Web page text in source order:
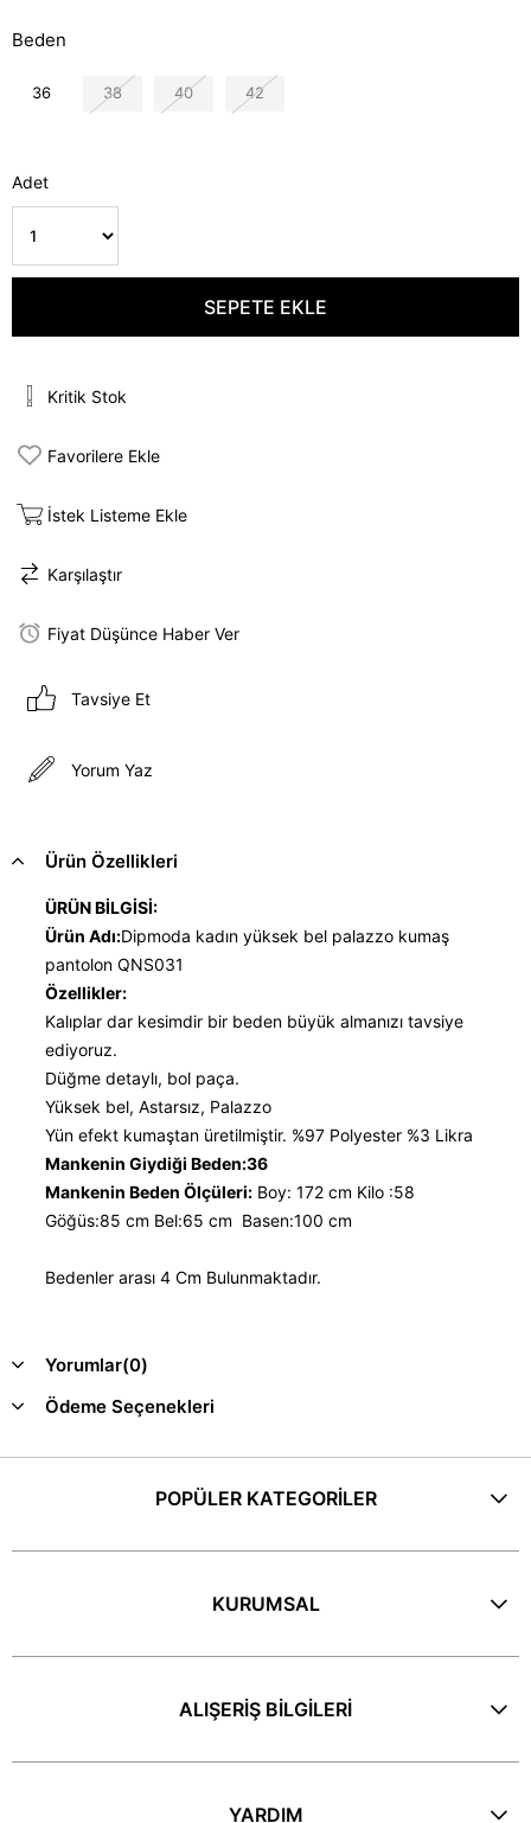
Beden
36 38 40 42
Adet
Kritik Stok
Favorilere Ekle
İstek Listeme Ekle
Karşılaştır
Fiyat Düşünce Haber Ver
Tavsiye Et
Yorum Yaz
Ürün Özellikleri
ÜRÜN BİLGİSİ:
Ürün Adı:Dipmoda kadın yüksek bel palazzo kumaş
pantolon QNS031
Özellikler:
Kalıplar dar kesimdir bir beden büyük almanızı tavsiye
ediyoruz.
Düğme detaylı, bol paça.
Yüksek bel, Astarsız, Palazzo
Yün efekt kumaştan üretilmiştir. %97 Polyester %3 Likra
Mankenin Giydiği Beden:36
Mankenin Beden Ölçüleri: Boy: 172 cm Kilo :58
Göğüs:85 cm Bel:65 cm Basen:100 cm
Bedenler arası 4 Cm Bulunmaktadır.
Yorumlar(0)
Ödeme Seçenekleri
POPÜLER KATEGORİLER
KURUMSAL
ALIŞERİŞ BİLGİLERİ
YARDIM